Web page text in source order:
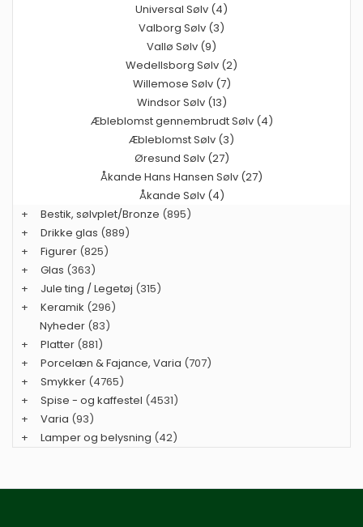
Universal Sølv (4)
Valborg Sølv (3)
Vallø Sølv (9)
Wedellsborg Sølv (2)
Willemose Sølv (7)
Windsor Sølv (13)
Æbleblomst gennembrudt Sølv (4)
Æbleblomst Sølv (3)
Øresund Sølv (27)
Åkande Hans Hansen Sølv (27)
Åkande Sølv (4)
+
Bestik, sølvplet/Bronze (895)
+
Drikke glas (889)
+
Figurer (825)
+
Glas (363)
+
Jule ting / Legetøj (315)
+
Keramik (296)
Nyheder (83)
+
Platter (881)
+
Porcelæn & Fajance, Varia (707)
+
Smykker (4765)
+
Spise - og kaffestel (4531)
+
Varia (93)
+
Lamper og belysning (42)